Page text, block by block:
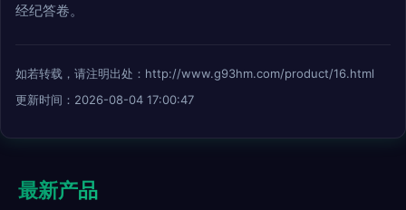
经纪答卷。
如若转载，请注明出处：http://www.g93hm.com/product/16.html
更新时间：2026-08-04 17:00:47
最新产品